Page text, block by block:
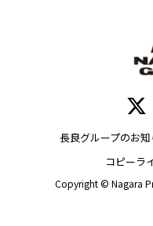
長良グループのお知
コピーラ
Copyright © Nagara